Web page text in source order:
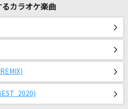
散りぬるを
EXILE TRIBE
カラオケ楽曲
2020)